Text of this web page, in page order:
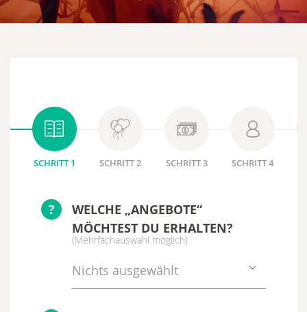
SCHRITT 1 SCHRITT 2 SCHRITT 3 SCHRITT 4
?
WELCHE „ANGEBOTE“
MÖCHTEST DU ERHALTEN?
(Mehrfachauswahl möglich)
Nichts ausgewählt